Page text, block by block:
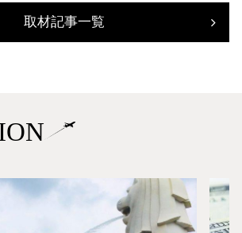
取材記事一覧